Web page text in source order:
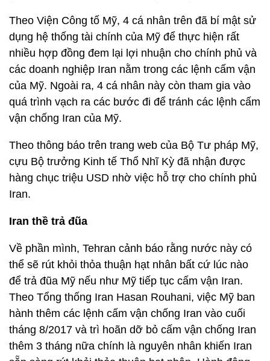
Theo Viện Công tố Mỹ, 4 cá nhân trên đã bí mật sử
dụng hệ thống tài chính của Mỹ để thực hiện rất
nhiều hợp đồng đem lại lợi nhuận cho chính phủ và
các doanh nghiệp Iran nằm trong các lệnh cấm vận
của Mỹ. Ngoài ra, 4 cá nhân này còn tham gia vào
quá trình vạch ra các bước đi để tránh các lệnh cấm
vận chống Iran của Mỹ.
Theo thông báo trên trang web của Bộ Tư pháp Mỹ,
cựu Bộ trưởng Kinh tế Thổ Nhĩ Kỳ đã nhận được
hàng chục triệu USD nhờ việc hỗ trợ cho chính phủ
Iran.
Iran thề trả đũa
Về phần mình, Tehran cảnh báo rằng nước này có
thể sẽ rút khỏi thỏa thuận hạt nhân bất cứ lúc nào
để trả đũa Mỹ nếu như Mỹ tiếp tục cấm vận Iran.
Theo Tổng thống Iran Hasan Rouhani, việc Mỹ ban
hành thêm các lệnh cấm vận chống Iran vào cuối
tháng 8/2017 và trì hoãn dỡ bỏ cấm vận chống Iran
thêm 3 tháng nữa chính là nguyên nhân khiến Iran